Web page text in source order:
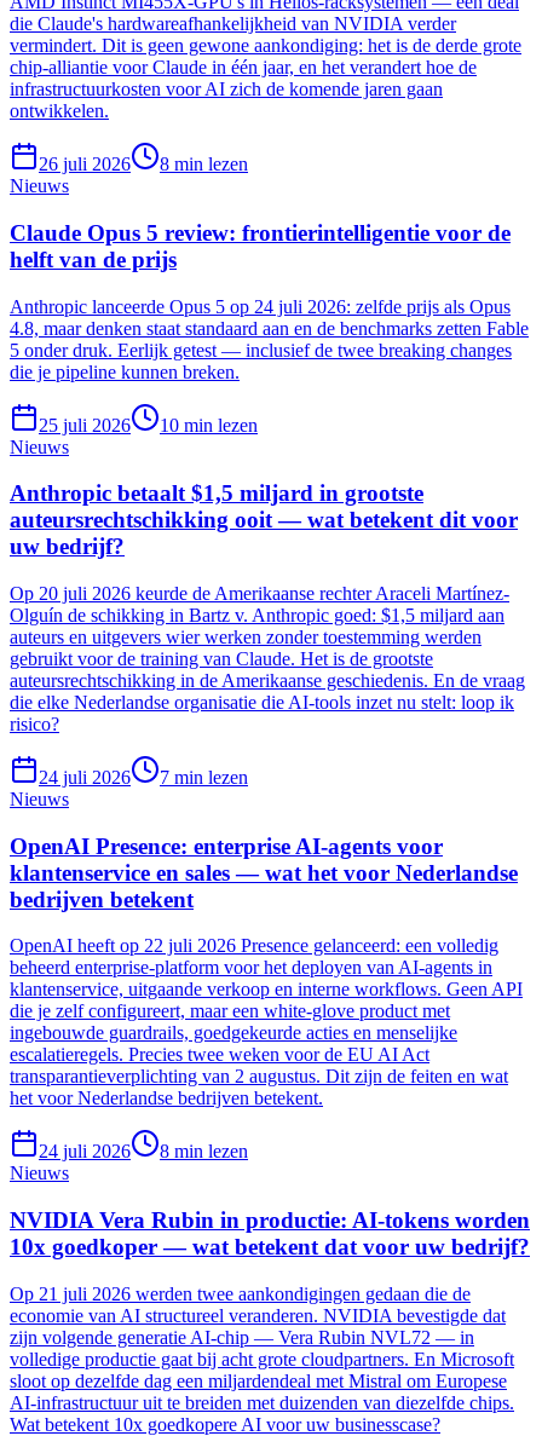
die Claude's hardwareafhankelijkheid van NVIDIA verder
vermindert. Dit is geen gewone aankondiging: het is de derde grote
chip-alliantie voor Claude in één jaar, en het verandert hoe de
infrastructuurkosten voor AI zich de komende jaren gaan
ontwikkelen.
26 juli 2026 8 min lezen
Nieuws
Claude Opus 5 review: frontierintelligentie voor de
helft van de prijs
Anthropic lanceerde Opus 5 op 24 juli 2026: zelfde prijs als Opus
4.8, maar denken staat standaard aan en de benchmarks zetten Fable
5 onder druk. Eerlijk getest — inclusief de twee breaking changes
die je pipeline kunnen breken.
25 juli 2026 10 min lezen
Nieuws
Anthropic betaalt $1,5 miljard in grootste
auteursrechtschikking ooit — wat betekent dit voor
uw bedrijf?
Op 20 juli 2026 keurde de Amerikaanse rechter Araceli Martínez-
Olguín de schikking in Bartz v. Anthropic goed: $1,5 miljard aan
auteurs en uitgevers wier werken zonder toestemming werden
gebruikt voor de training van Claude. Het is de grootste
auteursrechtschikking in de Amerikaanse geschiedenis. En de vraag
die elke Nederlandse organisatie die AI-tools inzet nu stelt: loop ik
risico?
24 juli 2026 7 min lezen
Nieuws
OpenAI Presence: enterprise AI-agents voor
klantenservice en sales — wat het voor Nederlandse
bedrijven betekent
OpenAI heeft op 22 juli 2026 Presence gelanceerd: een volledig
beheerd enterprise-platform voor het deployen van AI-agents in
klantenservice, uitgaande verkoop en interne workflows. Geen API
die je zelf configureert, maar een white-glove product met
ingebouwde guardrails, goedgekeurde acties en menselijke
escalatieregels. Precies twee weken voor de EU AI Act
transparantieverplichting van 2 augustus. Dit zijn de feiten en wat
het voor Nederlandse bedrijven betekent.
24 juli 2026 8 min lezen
Nieuws
NVIDIA Vera Rubin in productie: AI-tokens worden
10x goedkoper — wat betekent dat voor uw bedrijf?
Op 21 juli 2026 werden twee aankondigingen gedaan die de
economie van AI structureel veranderen. NVIDIA bevestigde dat
zijn volgende generatie AI-chip — Vera Rubin NVL72 — in
volledige productie gaat bij acht grote cloudpartners. En Microsoft
sloot op dezelfde dag een miljardendeal met Mistral om Europese
AI-infrastructuur uit te breiden met duizenden van diezelfde chips.
Wat betekent 10x goedkopere AI voor uw businesscase?